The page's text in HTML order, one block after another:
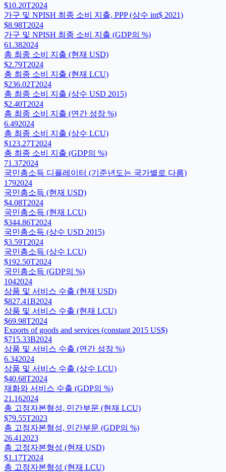
$10.20T2024
가구 및 NPISH 최종 소비 지출, PPP (상수 int$ 2021)
$8.98T2024
가구 및 NPISH 최종 소비 지출 (GDP의 %)
61.382024
총 최종 소비 지출 (현재 USD)
$2.79T2024
총 최종 소비 지출 (현재 LCU)
$236.02T2024
총 최종 소비 지출 (상수 USD 2015)
$2.40T2024
총 최종 소비 지출 (연간 성장 %)
6.492024
총 최종 소비 지출 (상수 LCU)
$123.27T2024
총 최종 소비 지출 (GDP의 %)
71.372024
국민총소득 디플레이터 (기준년도는 국가별로 다름)
1792024
국민총소득 (현재 USD)
$4.08T2024
국민총소득 (현재 LCU)
$344.86T2024
국민총소득 (상수 USD 2015)
$3.59T2024
국민총소득 (상수 LCU)
$192.50T2024
국민총소득 (GDP의 %)
1042024
상품 및 서비스 수출 (현재 USD)
$827.41B2024
상품 및 서비스 수출 (현재 LCU)
$69.98T2024
Exports of goods and services (constant 2015 US$)
$715.33B2024
상품 및 서비스 수출 (연간 성장 %)
6.342024
상품 및 서비스 수출 (상수 LCU)
$40.68T2024
재화와 서비스 수출 (GDP의 %)
21.162024
총 고정자본형성, 민간부문 (현재 LCU)
$79.55T2023
총 고정자본형성, 민간부문 (GDP의 %)
26.41 2023
총 고정자본형성 (현재 USD)
$1.17T2024
총 고정자본형성 (현재 LCU)